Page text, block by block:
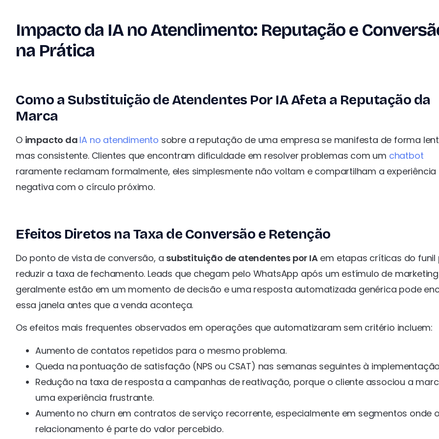
Impacto da IA no Atendimento: Reputação e
na Prática
Como a Substituição de Atendentes Por IA Afeta a Reputação da
Marca
O impacto da IA no atendimento sobre a reputação de uma empresa se manifesta de forma
mas consistente. Clientes que encontram dificuldade em resolver problemas com um chatbot
raramente reclamam formalmente, eles simplesmente não voltam e compartilham a experiência
negativa com o círculo próximo.
Efeitos Diretos na Taxa de Conversão e Retenção
Do ponto de vista de conversão, a substituição de atendentes por IAem etapas críticas do funil
reduzir a taxa de fechamento. Leads que chegam pelo WhatsApp após um estímulo de marketing
geralmente estão em um momento de decisão e uma resposta automatizada genérica pode
essa janela antes que a venda aconteça.
Os efeitos mais frequentes observados em operações que automatizaram sem critério incluem:
Aumento de contatos repetidos para o mesmo problema.
Queda na pontuação de satisfação (NPS ou CSAT) nas semanas seguintes à
Redução na taxa de resposta a campanhas de reativação, porque o cliente associou a
uma experiência frustrante.
Aumento no churn em contratos de serviço recorrente, especialmente em segmentos onde
relacionamento é parte do valor percebido.